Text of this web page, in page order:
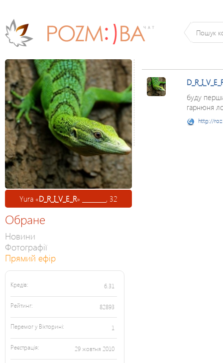
Yura «D_R_I_V_E_R» ________, 32
Обране
Новини
Фотографії
Прямий ефір
Кредів: 6.31
Рейтинг: 82893
Перемог у Вікторині: 1
Реєстрація: 29 жовтня 2010
буду
гарнюня
http://